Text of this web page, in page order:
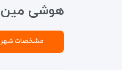
هوشی مین
مشخصات شهر